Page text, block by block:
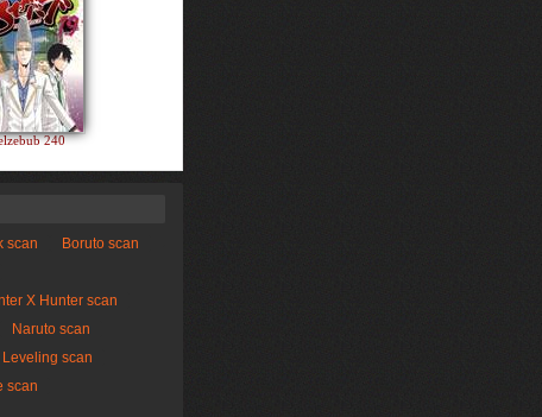
240
scan
Boruto scan
X Hunter scan
Naruto scan
scan
scan